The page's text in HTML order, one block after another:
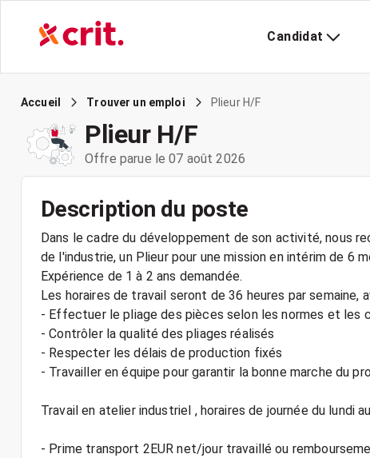
Candidat
Accueil Trouver un emploi Plieur H/F
Plieur H/F
Offre parue le 07 août 2026
Description du poste
Dans le cadre du développement de son activité, nous
de l'industrie, un Plieur pour une mission en intérim de 6
Expérience de 1 à 2 ans demandée.
Les horaires de travail seront de 36 heures par semaine,
- Effectuer le pliage des pièces selon les normes et les
- Contrôler la qualité des pliages réalisés
- Respecter les délais de production fixés
- Travailler en équipe pour garantir la bonne marche du
Travail en atelier industriel , horaires de journée du lundi
- Prime transport 2EUR net/jour travaillé ou